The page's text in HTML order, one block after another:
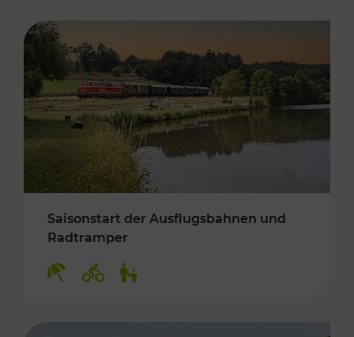
Saisonstart der Ausflugsbahnen und
Radtramper